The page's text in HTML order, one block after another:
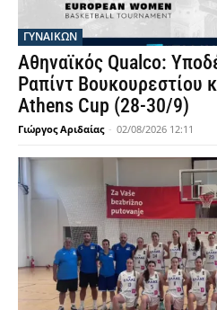
ΓΥΝΑΙΚΩΝ
Αθηναϊκός Qualco:
Ραπίντ Βουκουρεστίου
Athens Cup (28-30/9)
Γιώργος Αριδαίας - 02/08/2026 12:11